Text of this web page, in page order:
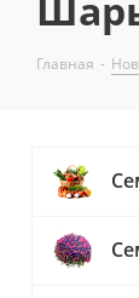
Главная -